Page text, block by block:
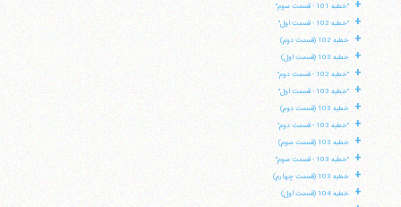
+ "خطبه 101 - قسمت سوم"
+ "خطبه 102 - قسمت اول"
+ خطبه 102 (قسمت دوم)
+ خطبه 103 (قسمت اول)
+ "خطبه 102 - قسمت دوم"
+ "خطبه 103 - قسمت اول"
+ خطبه 103 (قسمت دوم)
+ "خطبه 103 - قسمت دوم"
+ خطبه 103 (قسمت سوم)
+ "خطبه 103 - قسمت سوم"
+ خطبه 103 (قسمت چهارم)
+ خطبه 104 (قسمت اول)